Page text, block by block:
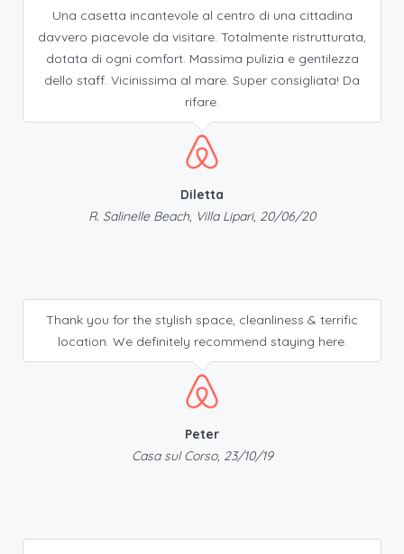
Una casetta incantevole al centro di una cittadina
davvero piacevole da visitare. Totalmente ristrutturata,
dotata di ogni comfort. Massima pulizia e gentilezza
dello staff. Vicinissima al mare. Super consigliata! Da
rifare.
Diletta
R. Salinelle Beach, Villa Lipari, 20/06/20
Thank you for the stylish space, cleanliness & terrific
location. We definitely recommend staying here.
Peter
Casa sul Corso, 23/10/19